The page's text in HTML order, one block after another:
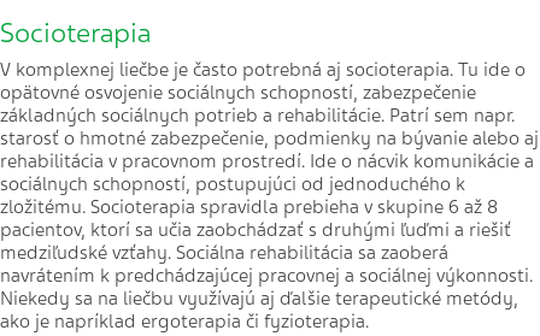
Socioterapia
V komplexnej liečbe je často potrebná aj socioterapia. Tu ide o
opätovné osvojenie sociálnych schopností, zabezpečenie
základných sociálnych potrieb a rehabilitácie. Patrí sem napr.
starosť o hmotné zabezpečenie, podmienky na bývanie alebo aj
rehabilitácia v pracovnom prostredí. Ide o nácvik komunikácie a
sociálnych schopností, postupujúci od jednoduchého k
zložitému. Socioterapia spravidla prebieha v skupine 6 až 8
pacientov, ktorí sa učia zaobchádzať s druhými ľuďmi a riešiť
medziľudské vzťahy. Sociálna rehabilitácia sa zaoberá
navrátením k predchádzajúcej pracovnej a sociálnej výkonnosti.
Niekedy sa na liečbu využívajú aj ďalšie terapeutické metódy,
ako je napríklad ergoterapia či fyzioterapia.